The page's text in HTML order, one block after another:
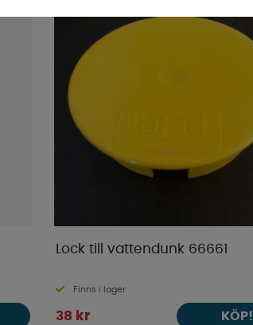
Lock till vattendunk 66661
Finns i lager
38 kr KÖP!